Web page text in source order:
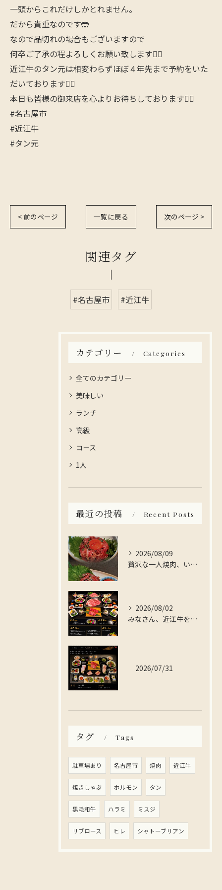
一頭からこれだけしかとれません。
だから貴重なのです🤲
なので品切れの場合もございますので
何卒ご了承の程よろしくお願い致します🙇‍♂️
近江牛のタン元は相変わらずほぼ４年先まで予約をいた
だいております🙇‍♂️
本日も皆様の御来店を心よりお待ちしております🙋‍♂️
#名古屋市
#近江牛
#タン元
< 前のページ 一覧に戻る 次のページ >
関連タグ
#名古屋市 #近江牛
カテゴリー Categories
全てのカテゴリー
美味しい
ランチ
高級
コース
1人
最近の投稿 Recent Posts
2026/08/09
贅沢な一人焼肉、いかがですか？
2026/08/02
みなさん、近江牛を存分に楽しんでみませんか？
2026/07/31
タグ Tags
駐車場あり 名古屋市 焼肉 近江牛
焼きしゃぶ ホルモン タン
黒毛和牛 ハラミ ミスジ
リブロース ヒレ シャトーブリアン